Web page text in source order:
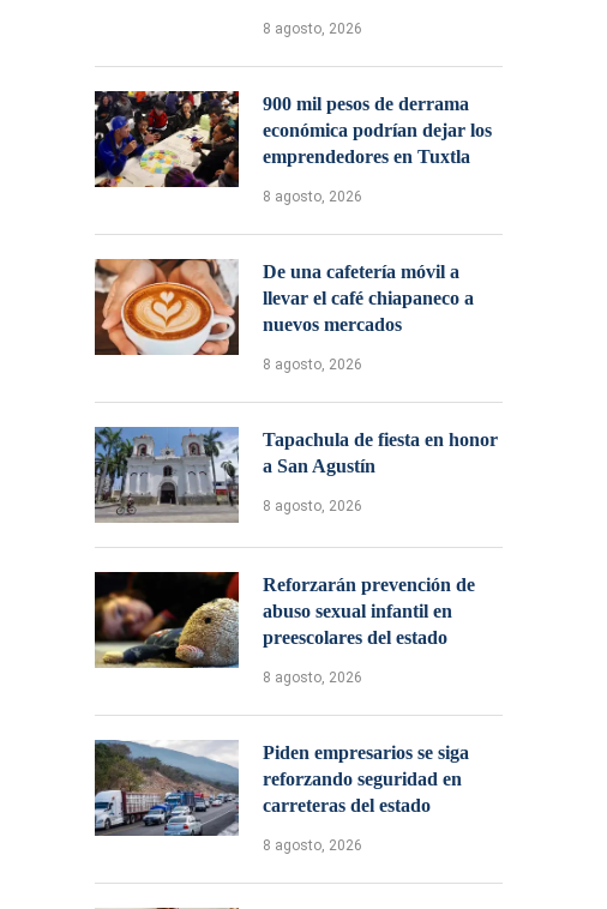
8 agosto, 2026
900 mil pesos de derrama
económica podrían dejar los
emprendedores en Tuxtla
8 agosto, 2026
De una cafetería móvil a
llevar el café chiapaneco a
nuevos mercados
8 agosto, 2026
Tapachula de fiesta en honor
a San Agustín
8 agosto, 2026
Reforzarán prevención de
abuso sexual infantil en
preescolares del estado
8 agosto, 2026
Piden empresarios se siga
reforzando seguridad en
carreteras del estado
8 agosto, 2026